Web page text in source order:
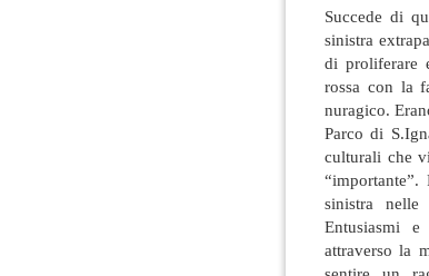
Succede di
sinistra
di proliferare
rossa con la
nuragico.
Parco di
culturali che
sinistra
Entusiasmi
attraverso la